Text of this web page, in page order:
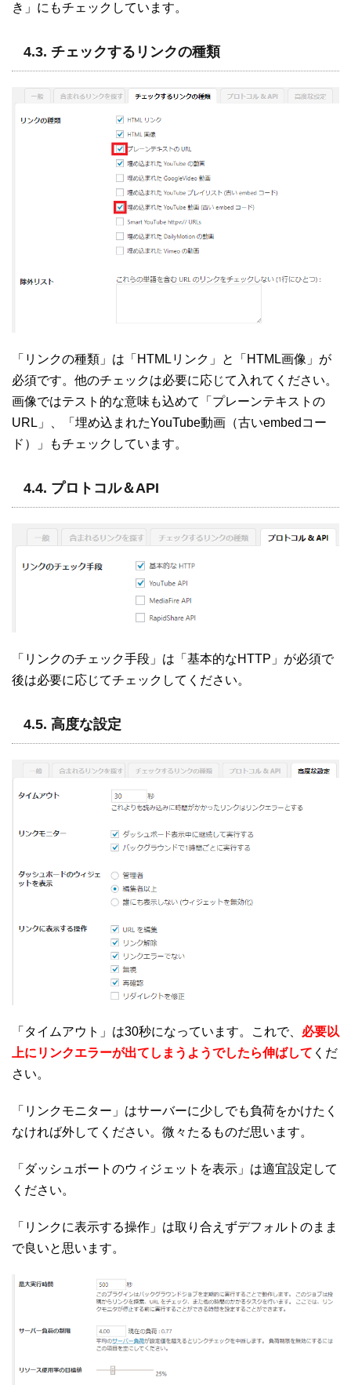
き」にもチェックしています。
4.3. チェックするリンクの種類
「リンクの種類」は「HTMLリンク」と「HTML画像」が
必須です。他のチェックは必要に応じて入れてください。
画像ではテスト的な意味も込めて「プレーンテキストの
URL」、「埋め込まれたYouTube動画（古いembedコー
ド）」もチェックしています。
4.4. プロトコル＆API
「リンクのチェック手段」は「基本的なHTTP」が必須で
後は必要に応じてチェックしてください。
4.5. 高度な設定
「タイムアウト」は30秒になっています。これで、 必要以
上にリンクエラーが出てしまうようでしたら伸ばして くだ
さい。
「リンクモニター」はサーバーに少しでも負荷をかけたく
なければ外してください。微々たるものだ思います。
「ダッシュボートのウィジェットを表示」は適宜設定して
ください。
「リンクに表示する操作」は取り合えずデフォルトのまま
で良いと思います。